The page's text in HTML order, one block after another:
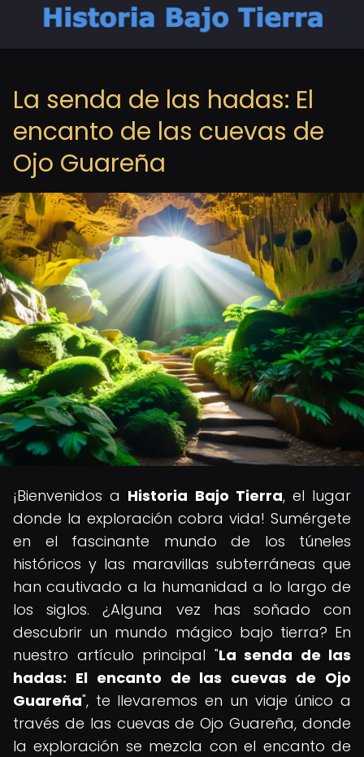
La senda de las hadas: El
encanto de las cuevas de
Ojo Guareña
¡Bienvenidos a Historia Bajo Tierra, el lugar
donde la exploración cobra vida! Sumérgete
en el fascinante mundo de los túneles
históricos y las maravillas subterráneas que
han cautivado a la humanidad a lo largo de
los siglos. ¿Alguna vez has soñado con
descubrir un mundo mágico bajo tierra? En
nuestro artículo principal "La senda de las
hadas: El encanto de las cuevas de Ojo
Guareña", te llevaremos en un viaje único a
través de las cuevas de Ojo Guareña, donde
la exploración se mezcla con el encanto de